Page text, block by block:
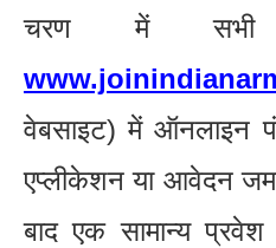
चरण में सभी
वेबसाइट) में ऑनलाइन
एप्लीकेशन या आवेदन
बाद एक सामान्य प्रवेश